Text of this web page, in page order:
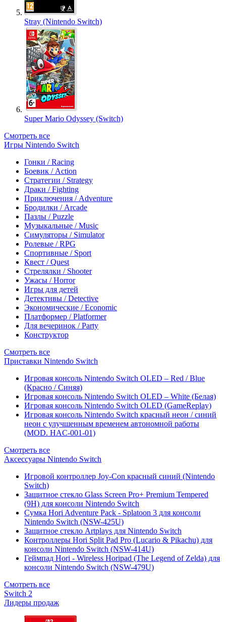
Stray (Nintendo Switch)
Super Mario Odyssey (Switch)
Смотреть все
Игры Nintendo Switch
Гонки / Racing
Боевик / Action
Стратегии / Strategy
Драки / Fighting
Приключения / Adventure
Бродилки / Arcade
Пазлы / Puzzle
Музыкальные / Music
Симуляторы / Simulator
Ролевые / RPG
Спортивные / Sport
Квест / Quest
Стрелялки / Shooter
Ужасы / Horror
Игры для детей
Детективы / Detective
Экономические / Economic
Платформер / Platformer
Для вечеринок / Party
Конструктор
Смотреть все
Приставки Nintendo Switch
Игровая консоль Nintendo Switch OLED – Red / Blue
(Красно / Синяя)
Игровая консоль Nintendo Switch OLED – White (Белая)
Игровая консоль Nintendo Switch OLED (GameReplay)
Игровая консоль Nintendo Switch красный неон / синий
неон с улучшенным временем автономной работы
(MOD. HAC-001-01)
Смотреть все
Аксессуары Nintendo Switch
Игровой контроллер Joy-Con красный синий (Nintendo
Switch)
Защитное стекло Glass Screen Pro+ Premium Tempered
(9H) для консоли Nintendo Switch
Сумка Hori Adventure Pack - Splatoon 3 для консоли
Nintendo Switch (NSW-425U)
Защитное стекло Artplays для Nintendo Switch
Контроллеры Hori Split Pad Pro (Lucario & Pikachu) для
консоли Nintendo Switch (NSW-414U)
Геймпад Hori - Wireless Horipad (The Legend of Zelda) для
консоли Nintendo Switch (NSW-479U)
Смотреть все
Switch 2
Лидеры продаж